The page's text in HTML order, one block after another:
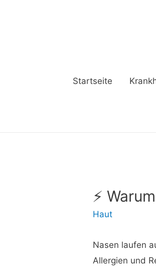
Startseite
⚡
Haut
Nasen laufen
Allergien und